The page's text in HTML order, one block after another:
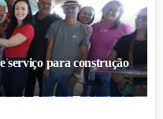
serviço para construção